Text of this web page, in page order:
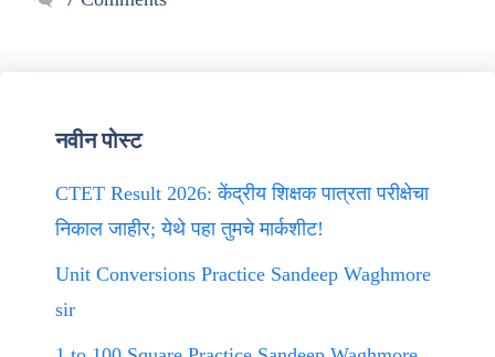
नवीन पोस्ट
CTET Result 2026: केंद्रीय शिक्षक पात्रता परीक्षेचा
निकाल जाहीर; येथे पहा तुमचे मार्कशीट!
Unit Conversions Practice Sandeep Waghmore
sir